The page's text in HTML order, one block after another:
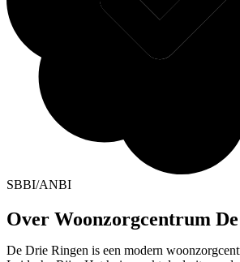
SBBI/ANBI
Over Woonzorgcentrum
De Drie Ringen is een modern